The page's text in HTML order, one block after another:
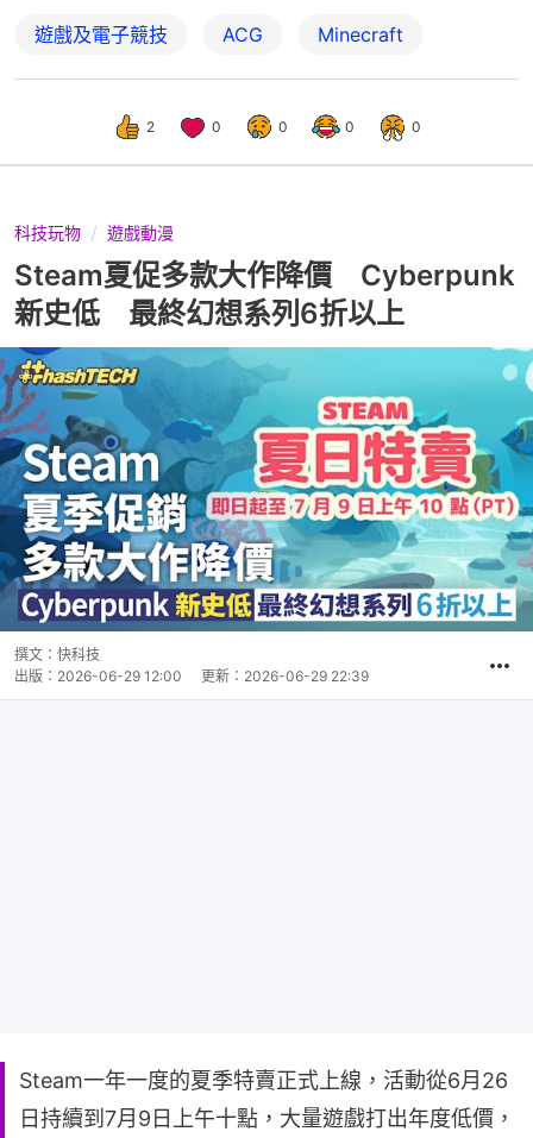
遊戲及電子競技 ACG Minecraft
2 0 0 0 0
科技玩物 遊戲動漫
Steam夏促多款大作降價 Cyberpunk
新史低 最終幻想系列6折以上
撰文： 快科技
出版： 2026-06-29 12:00 更新： 2026-06-29 22:39
Steam一年一度的夏季特賣正式上線，活動從6月26
日持續到7月9日上午十點，大量遊戲打出年度低價，